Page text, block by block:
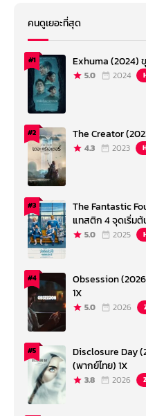
คนดูเยอะที่สุด
#1 Exhuma (2024)
5.0 2024
#2 The Creator
4.3 2023
#3
The Fantastic
แทสติก 4 จุดเริ่ม
5.0 2025
#4
Obsession
1X
5.0 2026
#5
Disclosure Day
(พากย์ไทย) 1X
3.8 2026